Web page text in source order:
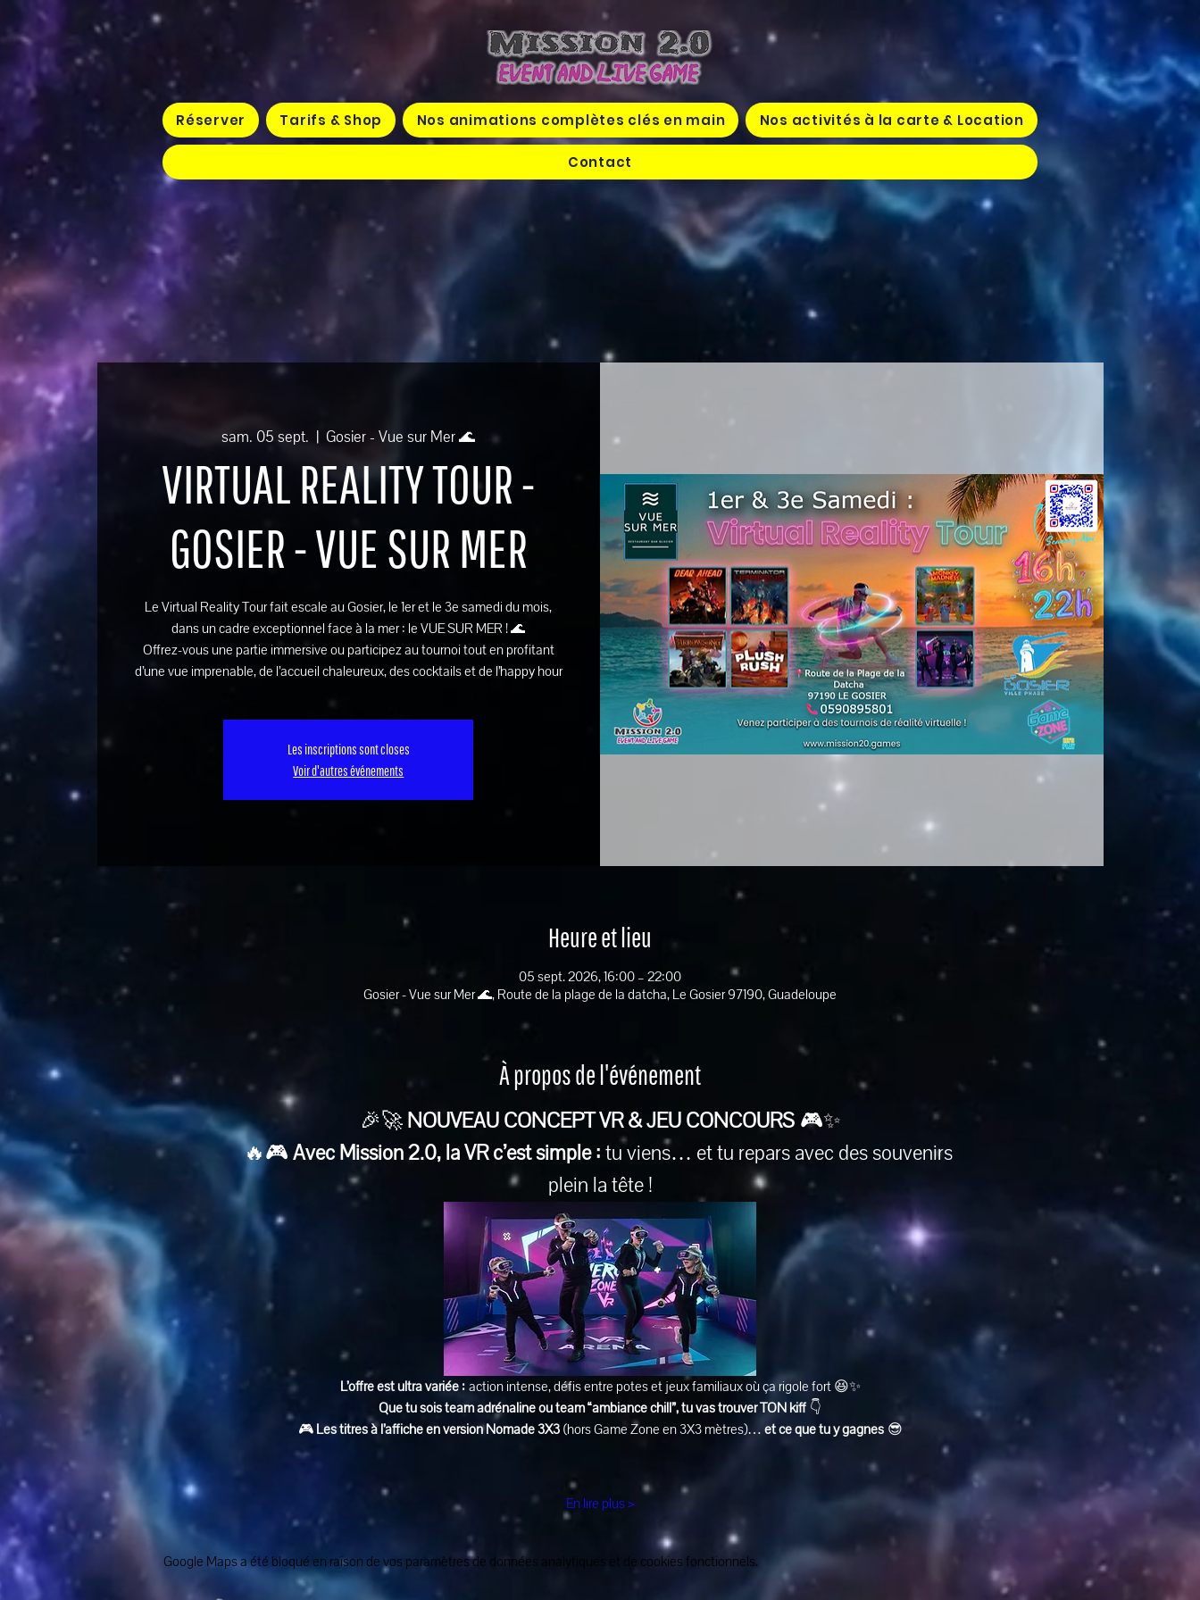
Réserver Tarifs & Shop Nos animations complètes clés en main Nos activités à la carte & Location
Contact
sam. 05 sept.
  |
Gosier - Vue sur Mer 🌊
VIRTUAL REALITY TOUR -
GOSIER - VUE SUR MER
Le Virtual Reality Tour fait escale au Gosier, le 1er et le 3e samedi du mois,
dans un cadre exceptionnel face à la mer : le VUE SUR MER ! 🌊
Offrez-vous une partie immersive ou participez au tournoi tout en profitant
d’une vue imprenable, de l’accueil chaleureux, des cocktails et de l’happy hour
Les inscriptions sont closes
Voir d'autres événements
Heure et lieu
05 sept. 2026, 16:00 – 22:00
Gosier - Vue sur Mer 🌊, Route de la plage de la datcha, Le Gosier 97190, Guadeloupe
À propos de l'événement
🎉🚀 NOUVEAU CONCEPT VR & JEU CONCOURS 🎮✨
🔥🎮 Avec Mission 2.0, la VR c’est simple : tu viens… et tu repars avec des souvenirs
plein la tête !
L’offre est ultra variée : action intense, défis entre potes et jeux familiaux où ça rigole fort 😆✨
Que tu sois team adrénaline ou team “ambiance chill”, tu vas trouver TON kiff 👇
🎮 Les titres à l’affiche en version Nomade 3X3 (hors Game Zone en 3X3 mètres)… et ce que tu y gagnes 😎
En lire plus >
Google Maps a été bloqué en raison de vos paramètres de données analytiques et de cookies fonctionnels.